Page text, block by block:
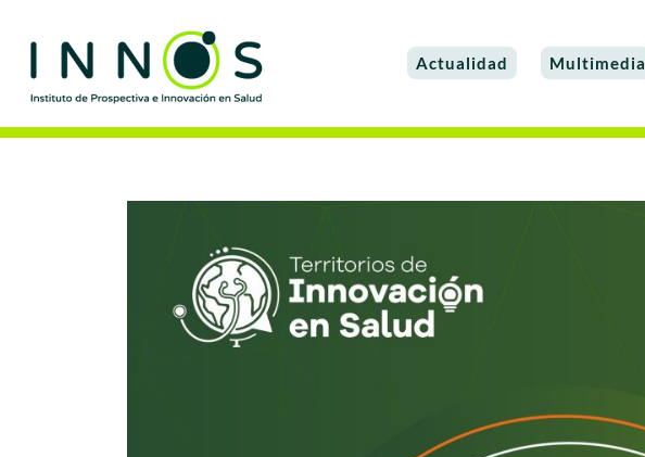
Actualidad Multimedia